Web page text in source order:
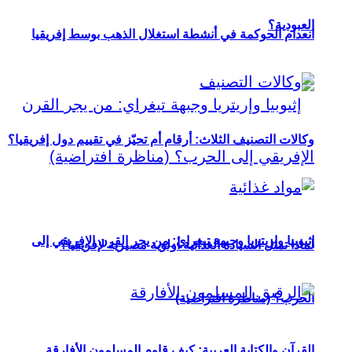
العبودية؟
إثيوبيا وإريتريا وجبهة تيغراي: من يجر القرن الإفريقي إلى
الحرب؟ (مناظرة افتراضية)
انعدام الحوكمة في أنشطة استغلال الذهب بوسط إفريقيا
وكالات التصنيف الثلاث: أرقام أم تحيّز في تقييم دول إفريقيا؟
لماذا تمثل السيادة الغذائية أولوية مصيرية لإفريقيا؟